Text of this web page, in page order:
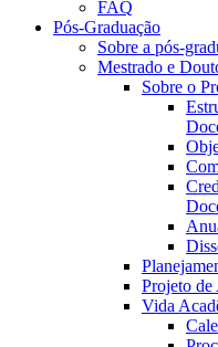
FAQ
Pós-Graduação
Sobre a pós-
Mestrado e
Sobre o
Projeto de
Vida